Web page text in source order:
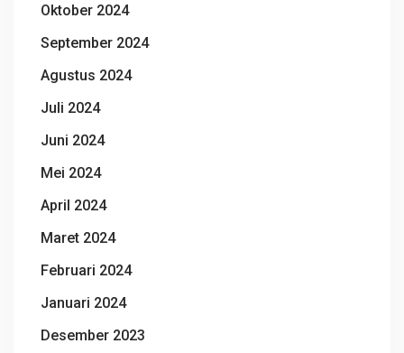
Oktober 2024
September 2024
Agustus 2024
Juli 2024
Juni 2024
Mei 2024
April 2024
Maret 2024
Februari 2024
Januari 2024
Desember 2023